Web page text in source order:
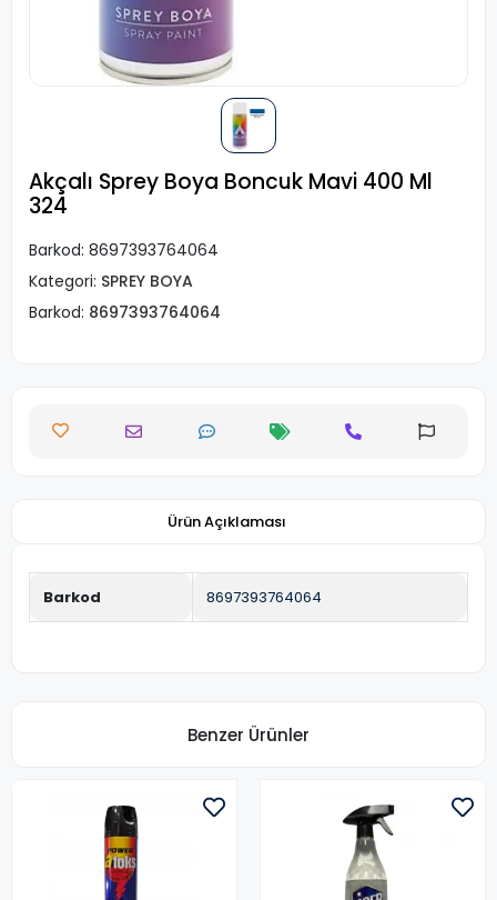
Akçalı Sprey Boya Boncuk Mavi 400 Ml
324
Barkod: 8697393764064
Kategori: SPREY BOYA
Barkod: 8697393764064
Ürün Açıklaması
Barkod 8697393764064
Benzer Ürünler